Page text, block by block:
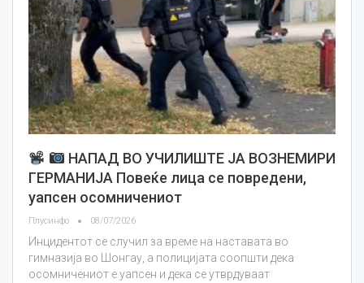
НАПАД ВО УЧИЛИШТЕ ЈА ВОЗНЕМИРИ
ГЕРМАНИЈА Повеќе лица се повредени,
уапсен осомничениот
Плусинфо 08/07/2026
Инцидентот се случил за време на наставата во
гимназија во Шонгау, а полицијата соопшти дека
осомничениот е уапсен и дека се утврдуваат